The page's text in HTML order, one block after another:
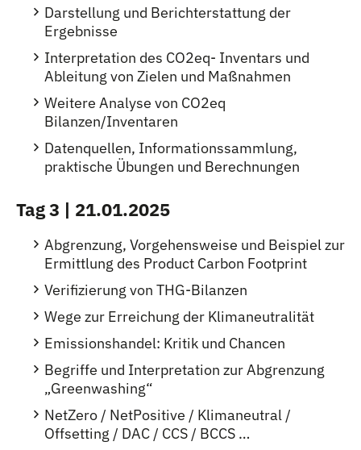
Darstellung und Berichterstattung der
Ergebnisse
Interpretation des CO2eq- Inventars und
Ableitung von Zielen und Maßnahmen
Weitere Analyse von CO2eq
Bilanzen/Inventaren
Datenquellen, Informationssammlung,
praktische Übungen und Berechnungen
Tag 3 | 21.01.2025
Abgrenzung, Vorgehensweise und Beispiel zur
Ermittlung des Product Carbon Footprint
Verifizierung von THG-Bilanzen
Wege zur Erreichung der Klimaneutralität
Emissionshandel: Kritik und Chancen
Begriffe und Interpretation zur Abgrenzung
„Greenwashing“
NetZero / NetPositive / Klimaneutral /
Offsetting / DAC / CCS / BCCS …